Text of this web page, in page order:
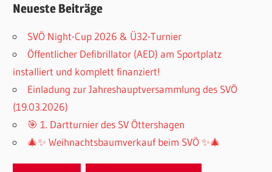
Neueste Beiträge
SVÖ Night-Cup 2026 & Ü32-Turnier
Öffentlicher Defibrillator (AED) am Sportplatz
installiert und komplett finanziert!
Einladung zur Jahreshauptversammlung des SVÖ
(19.03.2026)
🎯 1. Dartturnier des SV Öttershagen
🎄✨ Weihnachtsbaumverkauf beim SVÖ ✨🎄